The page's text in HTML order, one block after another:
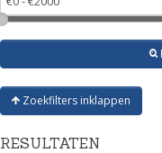
Zoekfilters inklappen
RESULTATEN